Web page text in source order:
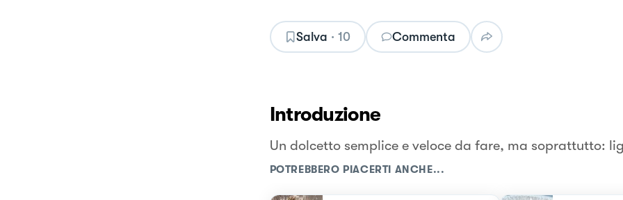
Salva · 10 Commenta
Introduzione
Un dolcetto semplice e veloce da fare, ma soprattutto:
POTREBBERO PIACERTI ANCHE...